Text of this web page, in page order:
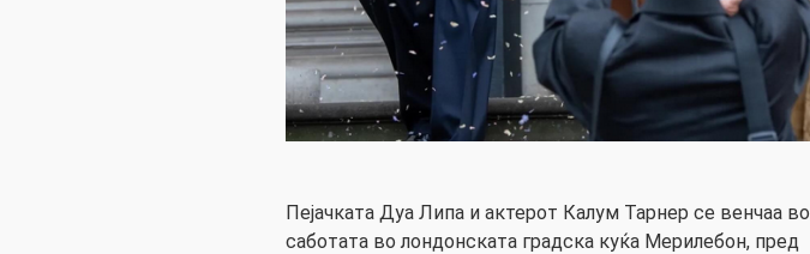
Пејачката Дуа Липа и актерот Калум Тарнер се венчаа во
саботата во лондонската градска куќа Мерилебон, пред